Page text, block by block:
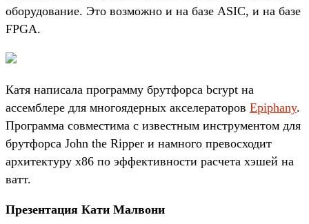
оборудование. Это возможно и на базе ASIC, и на базе
FPGA.
Катя написала программу брутфорса bcrypt на
ассемблере для многоядерных акселераторов Epiphany.
Программа совместима с известным инструментом для
брутфорса John the Ripper и намного превосходит
архитектуру x86 по эффективности расчета хэшей на
ватт.
Презентация Кати Малвони